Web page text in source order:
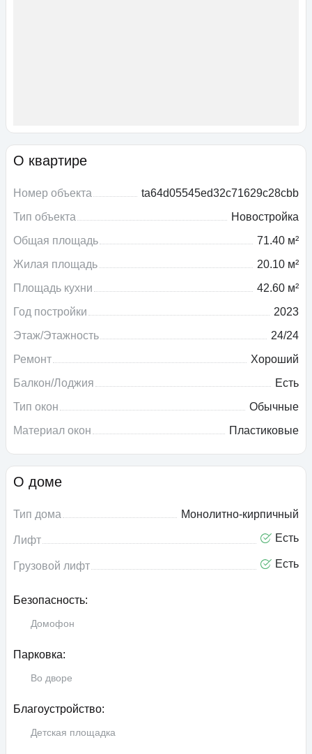
О квартире
Номер объекта
ta64d05545ed32c71629c28cbb
Тип объекта
Новостройка
Общая площадь
71.40 м²
Жилая площадь
20.10 м²
Площадь кухни
42.60 м²
Год постройки
2023
Этаж/Этажность
24/24
Ремонт
Хороший
Балкон/Лоджия
Есть
Тип окон
Обычные
Материал окон
Пластиковые
О доме
Тип дома Монолитно-кирпичный
Лифт Есть
Грузовой лифт Есть
Безопасность:
Домофон
Парковка:
Во дворе
Благоустройство:
Детская площадка